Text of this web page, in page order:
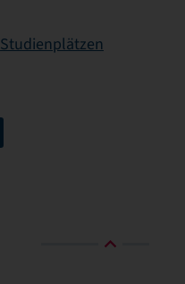
Studienplätzen